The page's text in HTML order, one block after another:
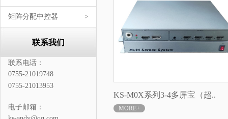
>
矩阵分配中控器
联系我们
联系电话：
0755-21019748
0755-21013953
电子邮箱：
KS-M0X系列3-4多屏宝（超..
MORE+